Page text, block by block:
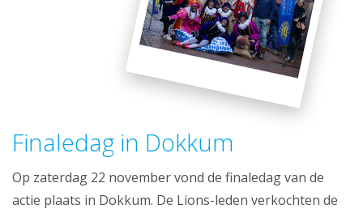
Finaledag in Dokkum
Op zaterdag 22 november vond de finaledag van de
actie plaats in Dokkum. De Lions-leden verkochten de